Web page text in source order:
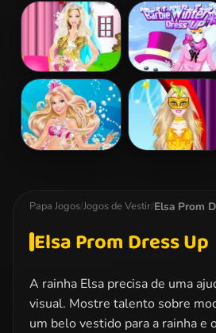
Disney Princess
Fashion Prom
Princesses
Sporty &
Day
Barbie Bride
Dress Up
Barbie Winter
Dress Up
Papa Jogos/Jogos de Vestir/Elsa Prom
Elsa Prom Dress Up
A rainha Elsa precisa de uma
visual. Mostre talento sobre
um belo vestido para a rainha e